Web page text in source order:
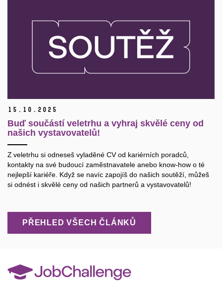
15. 10. 2025
Buď součástí veletrhu a vyhraj skvělé ceny od
našich vystavovatelů!
Z veletrhu si odneseš vyladěné CV od kariérních poradců,
kontakty na své budoucí zaměstnavatele anebo know-how o té
nejlepší kariéře. Když se navíc zapojíš do našich soutěží, můžeš
si odnést i skvělé ceny od našich partnerů a vystavovatelů!
PŘEHLED VŠECH ČLÁNKŮ